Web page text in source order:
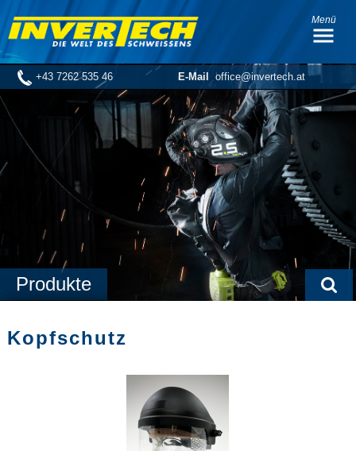
+43 7262 535 46 E-Mail office@invertech.at
Menü
Produkte
Kopfschutz